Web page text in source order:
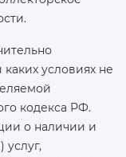
условиях не
кодекса РФ.
о наличии и
услуг,